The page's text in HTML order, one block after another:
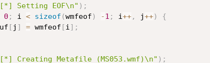
Setting EOF\n" ) ;
0 ; i < sizeof (wmfeof ) -1 ; i++, j++)
{
[ j ] = wmfeof [i ] ;
Creating Metafile (MS053.wmf)\n" ) ;